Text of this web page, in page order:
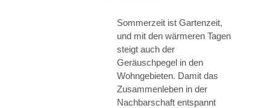
Sommerzeit ist Gartenzeit,
und mit den wärmeren Tagen
steigt auch der
Geräuschpegel in den
Wohngebieten. Damit das
Zusammenleben in der
Nachbarschaft entspannt